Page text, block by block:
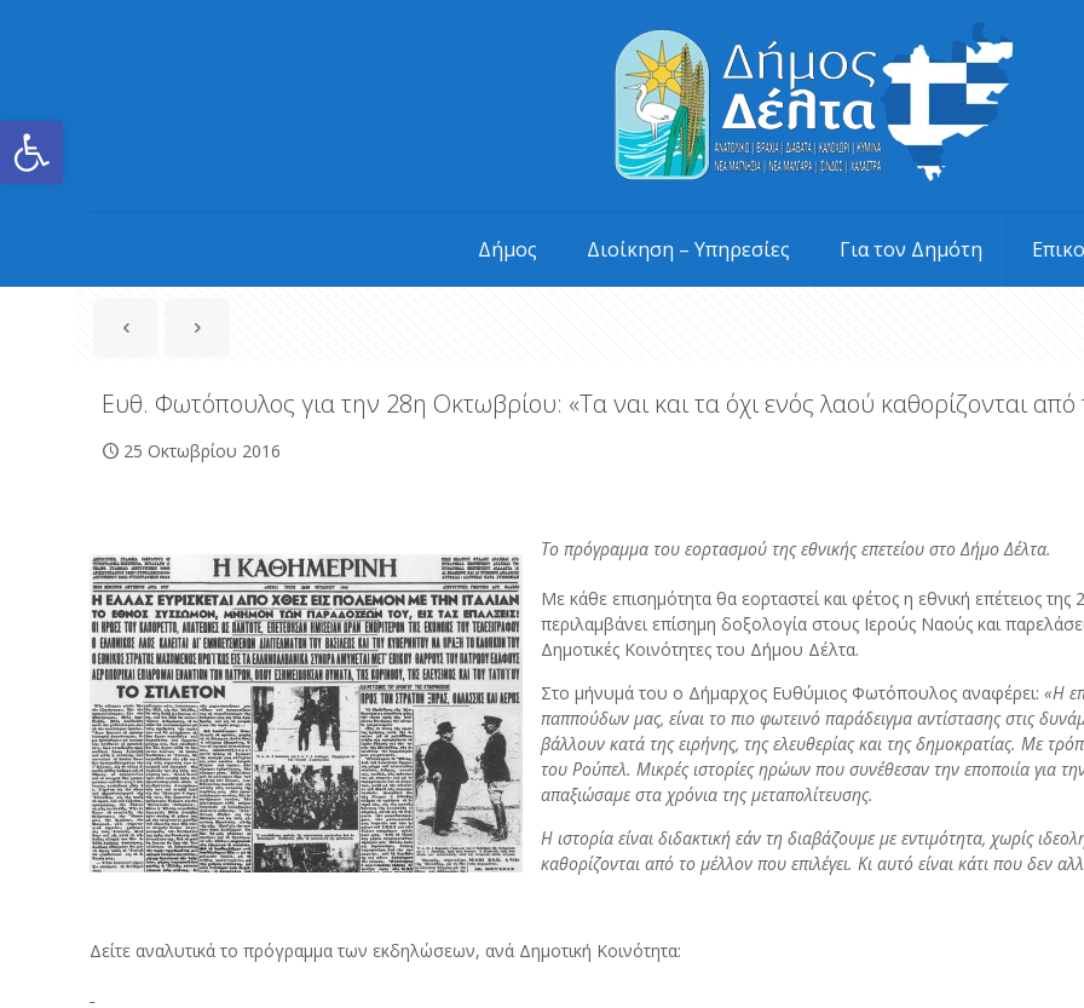
Ανοίξτε τη γραμμή εργαλείων
Δήμος Διοίκηση – Υπηρεσίες Για τον Δημότη
Ευθ. Φωτόπουλος για την 28η Οκτωβρίου: «Τα ναι και τα όχι ενός λαού καθορίζονται από
25 Οκτωβρίου 2016
Το πρόγραμμα του εορτασμού της εθνικής επετείου στο Δήμο Δέλτα.
Με κάθε επισημότητα θα εορταστεί και φέτος η εθνική επέτειος της
περιλαμβάνει επίσημη δοξολογία στους Ιερούς Ναούς και
Δημοτικές Κοινότητες του Δήμου Δέλτα.
Στο μήνυμά του ο Δήμαρχος Ευθύμιος Φωτόπουλος αναφέρει:«Η
παππούδων μας, είναι το πιο φωτεινό παράδειγμα αντίστασης στις
βάλλουν κατά της ειρήνης, της ελευθερίας και της δημοκρατίας. Με
του Ρούπελ. Μικρές ιστορίες ηρώων που συνέθεσαν την εποποιία για
απαξιώσαμε στα χρόνια της μεταπολίτευσης.
Η ιστορία είναι διδακτική εάν τη διαβάζουμε με εντιμότητα, χωρίς
καθορίζονται από το μέλλον που επιλέγει. Κι αυτό είναι κάτι που δεν
Δείτε αναλυτικά το πρόγραμμα των εκδηλώσεων, ανά Δημοτική Κοινότητα: